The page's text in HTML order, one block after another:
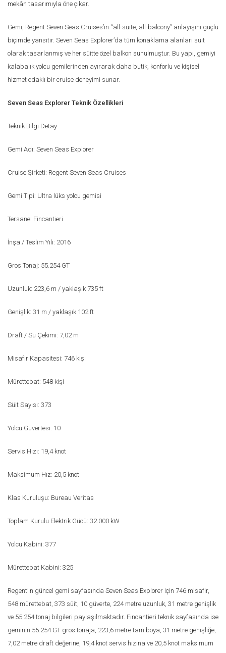
mekân tasarımıyla öne çıkar.
Gemi, Regent Seven Seas Cruises’ın “all-suite, all-balcony” anlayışını güçlü
biçimde yansıtır. Seven Seas Explorer’da tüm konaklama alanları süit
olarak tasarlanmış ve her süitte özel balkon sunulmuştur. Bu yapı, gemiyi
kalabalık yolcu gemilerinden ayırarak daha butik, konforlu ve kişisel
hizmet odaklı bir cruise deneyimi sunar.
Seven Seas Explorer Teknik Özellikleri
Teknik Bilgi Detay
Gemi Adı: Seven Seas Explorer
Cruise Şirketi: Regent Seven Seas Cruises
Gemi Tipi: Ultra lüks yolcu gemisi
Tersane: Fincantieri
İnşa / Teslim Yılı: 2016
Gros Tonaj: 55.254 GT
Uzunluk: 223,6 m / yaklaşık 735 ft
Genişlik: 31 m / yaklaşık 102 ft
Draft / Su Çekimi: 7,02 m
Misafir Kapasitesi: 746 kişi
Mürettebat: 548 kişi
Süit Sayısı: 373
Yolcu Güvertesi: 10
Servis Hızı: 19,4 knot
Maksimum Hız: 20,5 knot
Klas Kuruluşu: Bureau Veritas
Toplam Kurulu Elektrik Gücü: 32.000 kW
Yolcu Kabini: 377
Mürettebat Kabini: 325
Regent’in güncel gemi sayfasında Seven Seas Explorer için 746 misafir,
548 mürettebat, 373 süit, 10 güverte, 224 metre uzunluk, 31 metre genişlik
ve 55.254 tonaj bilgileri paylaşılmaktadır. Fincantieri teknik sayfasında ise
geminin 55.254 GT gros tonaja, 223,6 metre tam boya, 31 metre genişliğe,
7,02 metre draft değerine, 19,4 knot servis hızına ve 20,5 knot maksimum